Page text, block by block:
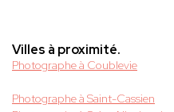
Villes à proximité.
Photographe à Coublevie
Photographe à Saint-Cassien